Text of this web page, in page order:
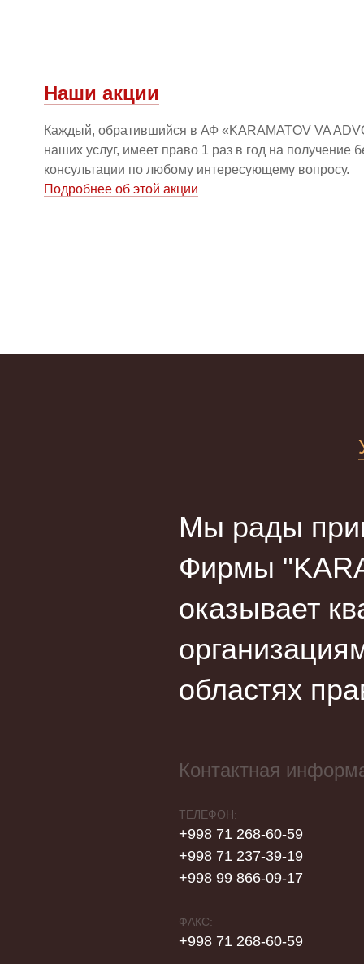
Наши акции
Каждый, обратившийся в АФ «KARAMATOV VA
наших услуг, имеет право 1 раз в год на получение
консультации по любому интересующему вопросу.
Подробнее об этой акции
Мы рады
Фирмы
оказывает
областях
Контактная
ТЕЛЕФОН:
+998 71 268-60-59
+998 71 237-39-19
+998 99 866-09-17
ФАКС:
+998 71 268-60-59